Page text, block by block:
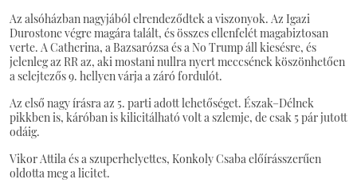
Az alsóházban nagyjából elrendeződtek a viszonyok. Az Igazi
Durostone végre magára talált, és összes ellenfelét magabiztosan
verte. A Catherina, a Bazsarózsa és a No Trump áll kiesésre, és
jelenleg az RR az, aki mostani nullra nyert meccsének köszönhetően
a selejtezős 9. hellyen várja a záró fordulót.
Az első nagy írásra az 5. parti adott lehetőséget. Észak–Délnek
pikkben is, káróban is kilicitálható volt a szlemje, de csak 5 pár jutott
odáig.
Vikor Attila és a szuperhelyettes, Konkoly Csaba előírásszerűen
oldotta meg a licitet.